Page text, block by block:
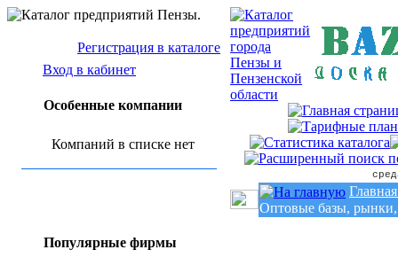
Регистрация в каталоге
Вход в кабинет
Особенные компании
Компаний в списке нет
Популярные фирмы
Главная
Оптовые базы,